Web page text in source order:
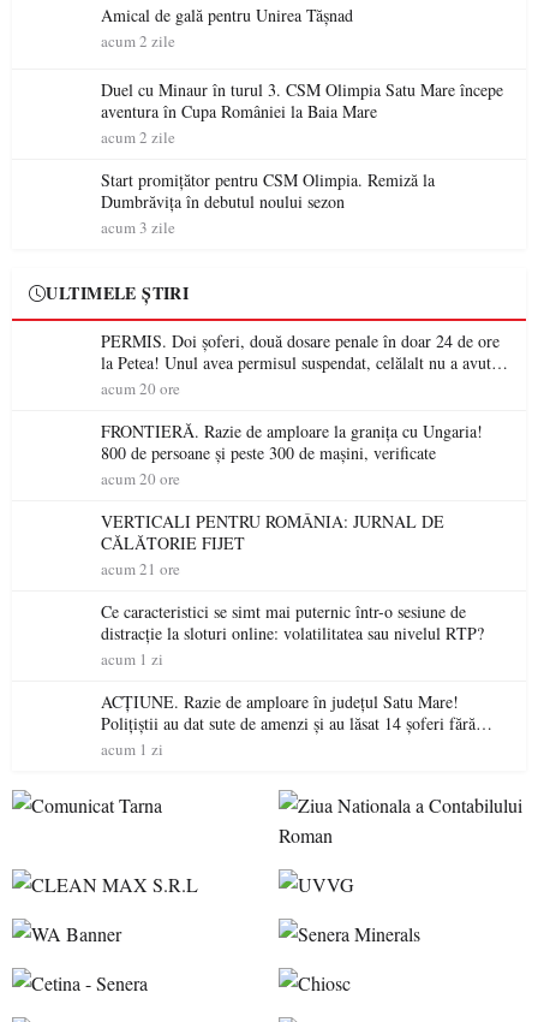
Amical de gală pentru Unirea Tășnad
acum 2 zile
Duel cu Minaur în turul 3. CSM Olimpia Satu Mare începe
aventura în Cupa României la Baia Mare
acum 2 zile
Start promițător pentru CSM Olimpia. Remiză la
Dumbrăvița în debutul noului sezon
acum 3 zile
ULTIMELE ȘTIRI
PERMIS. Doi șoferi, două dosare penale în doar 24 de ore
la Petea! Unul avea permisul suspendat, celălalt nu a avut
niciodată permis
acum 20 ore
FRONTIERĂ. Razie de amploare la granița cu Ungaria!
800 de persoane și peste 300 de mașini, verificate
acum 20 ore
VERTICALI PENTRU ROMÂNIA: JURNAL DE
CĂLĂTORIE FIJET
acum 21 ore
Ce caracteristici se simt mai puternic într-o sesiune de
distracție la sloturi online: volatilitatea sau nivelul RTP?
acum 1 zi
ACȚIUNE. Razie de amploare în județul Satu Mare!
Polițiștii au dat sute de amenzi și au lăsat 14 șoferi fără
permis într-o singură zi
acum 1 zi